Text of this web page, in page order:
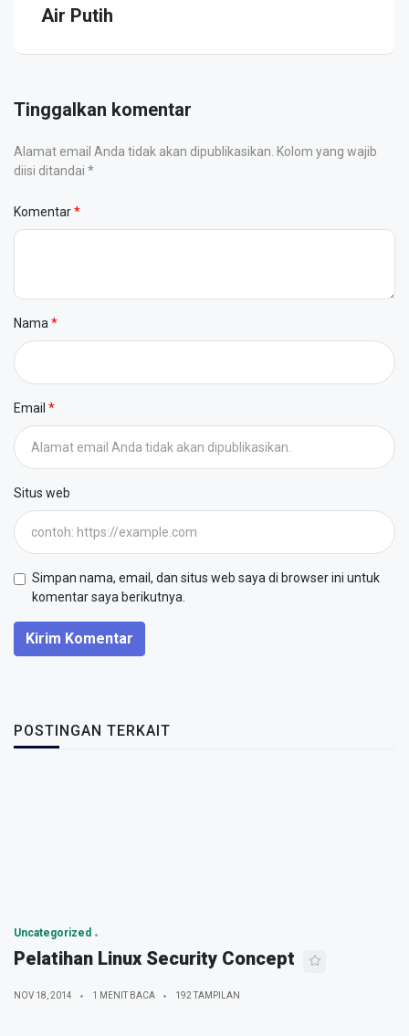
Air Putih
Tinggalkan komentar
Alamat email Anda tidak akan dipublikasikan. Kolom yang wajib
diisi ditandai *
Komentar
Nama
Email
Situs web
Simpan nama, email, dan situs web saya di browser ini untuk
komentar saya berikutnya.
Kirim Komentar
POSTINGAN TERKAIT
Uncategorized
Pelatihan Linux Security Concept
NOV 18, 2014 1 MENIT BACA 192 TAMPILAN